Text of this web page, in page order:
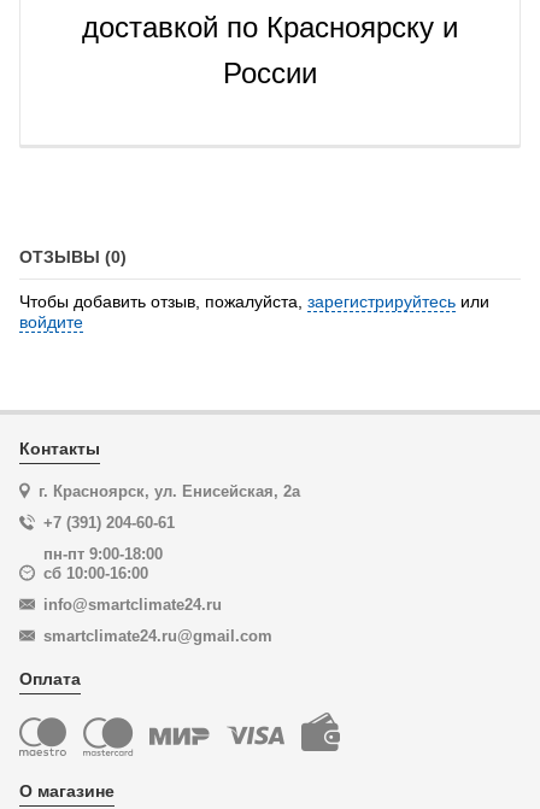
доставкой по Красноярску и
России
ОТЗЫВЫ (0)
Чтобы добавить отзыв, пожалуйста, зарегистрируйтесь или
войдите
Контакты
г. Красноярск, ул. Енисейская, 2а
+7 (391) 204-60-61
пн-пт 9:00-18:00
сб 10:00-16:00
info@smartclimate24.ru
smartclimate24.ru@gmail.com
Оплата
О магазине